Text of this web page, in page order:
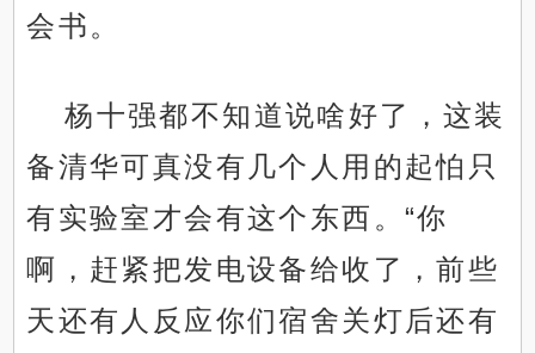
会书。
杨十强都不知道说啥好了，这装
备清华可真没有几个人用的起怕只
有实验室才会有这个东西。“你
啊，赶紧把发电设备给收了，前些
天还有人反应你们宿舍关灯后还有